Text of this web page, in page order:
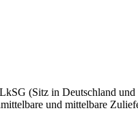
(Sitz in Deutschland
und mittelbare